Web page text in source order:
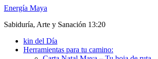
Ir
contenido
Energía Maya
Sabiduría, Arte y Sanación 13:20
kin del Día
Herramientas para tu camino: